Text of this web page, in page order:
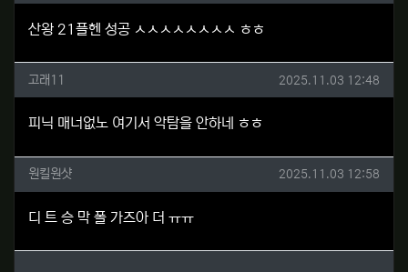
산왕 21플헨 성공 ㅅㅅㅅㅅㅅㅅㅅㅅ ㅎㅎ
고래11님의 댓글
고래11 작성일
2025.11.03 12:48
피닉 매너없노 여기서 악탐을 안하네 ㅎㅎ
원킬원샷님의 댓글
원킬원샷 작성일
2025.11.03 12:58
디 트 승 막 폴 가즈아 더 ㅠㅠ